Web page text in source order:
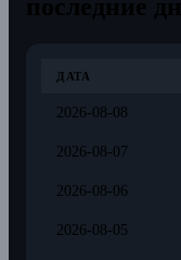
ДАТА
2026-08-08
2026-08-07
2026-08-06
2026-08-05